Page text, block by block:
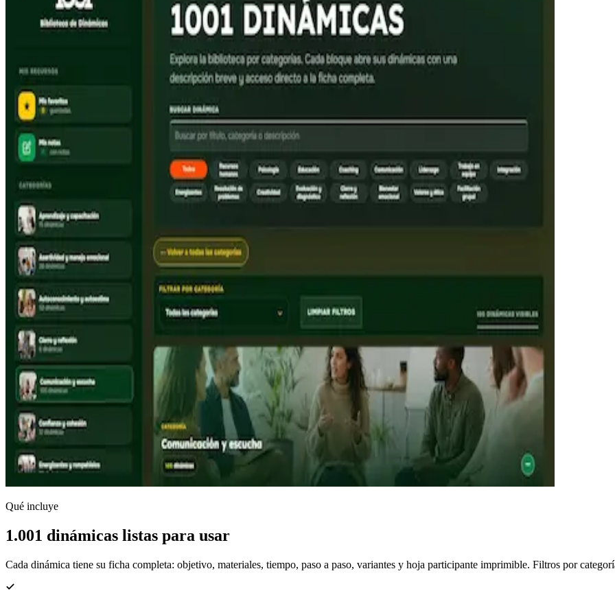
Qué incluye
1.001 dinámicas listas para usar
Cada dinámica tiene su ficha completa: objetivo, materiales, tiempo, paso a paso, variantes y hoja participante imprimible. Filtros por